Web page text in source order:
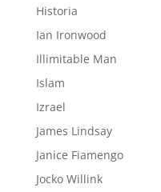
Historia
Ian Ironwood
Illimitable Man
Islam
Izrael
James Lindsay
Janice Fiamengo
Jocko Willink